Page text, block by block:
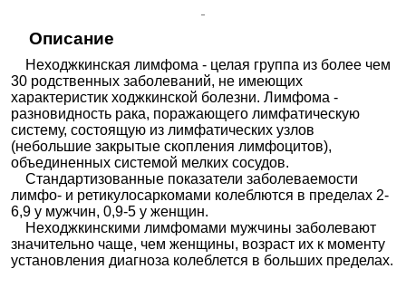
Центр медицинской
профилактики на
Сурикова
53А
Запись
Ещё 3293 клиники
Описание
Неходжкинская лимфома - целая группа из более чем
30 родственных заболеваний, не имеющих
характеристик ходжкинской болезни. Лимфома -
разновидность рака, поражающего лимфатическую
систему, состоящую из лимфатических узлов
(небольшие закрытые скопления лимфоцитов),
объединенных системой мелких сосудов.
Стандартизованные показатели заболеваемости
лимфо- и ретикулосаркомами колеблются в пределах 2-
6,9 у мужчин, 0,9-5 у женщин.
Неходжкинскими лимфомами мужчины заболевают
значительно чаще, чем женщины, возраст их к моменту
установления диагноза колеблется в больших пределах.